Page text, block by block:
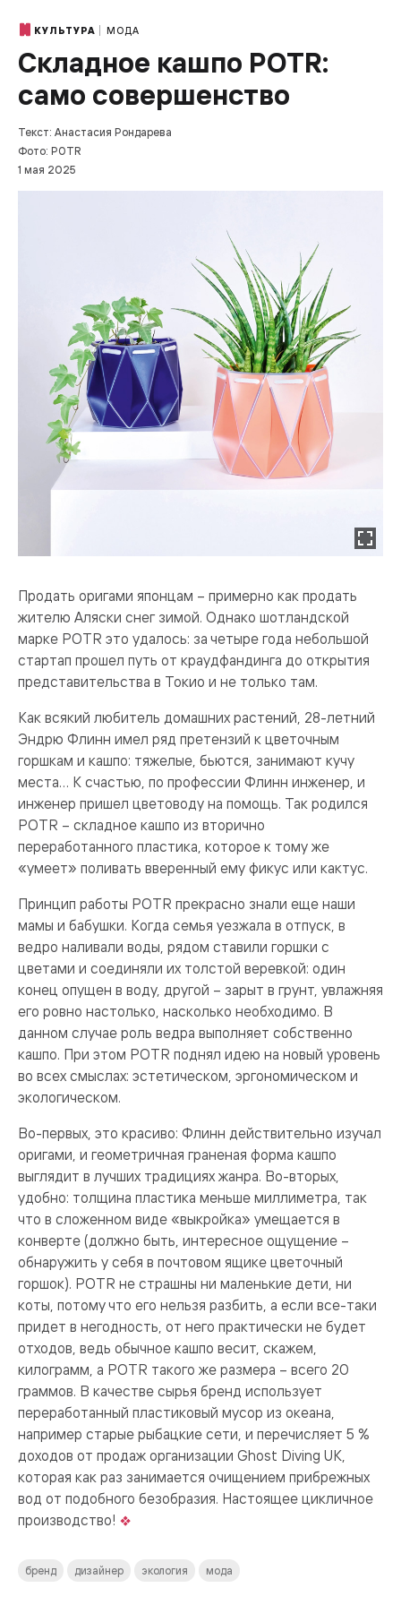
КУЛЬТУРА МОДА
Складное кашпо POTR:
само совершенство
Текст: Анастасия Рондарева
Фото: POTR
1 мая 2025
Продать оригами японцам – примерно как продать
жителю Аляски снег зимой. Однако шотландской
марке POTR это удалось: за четыре года небольшой
стартап прошел путь от краудфандинга до открытия
представительства в Токио и не только там.
Как всякий любитель домашних растений, 28-летний
Эндрю Флинн имел ряд претензий к цветочным
горшкам и кашпо: тяжелые, бьются, занимают кучу
места… К счастью, по профессии Флинн инженер, и
инженер пришел цветоводу на помощь. Так родился
POTR – складное кашпо из вторично
переработанного пластика, которое к тому же
«умеет» поливать вверенный ему фикус или кактус.
Принцип работы POTR прекрасно знали еще наши
мамы и бабушки. Когда семья уезжала в отпуск, в
ведро наливали воды, рядом ставили горшки с
цветами и соединяли их толстой веревкой: один
конец опущен в воду, другой – зарыт в грунт, увлажняя
его ровно настолько, насколько необходимо. В
данном случае роль ведра выполняет собственно
кашпо. При этом POTR поднял идею на новый уровень
во всех смыслах: эстетическом, эргономическом и
экологическом.
Во-первых, это красиво: Флинн действительно изучал
оригами, и геометричная граненая форма кашпо
выглядит в лучших традициях жанра. Во-вторых,
удобно: толщина пластика меньше миллиметра, так
что в сложенном виде «выкройка» умещается в
конверте (должно быть, интересное ощущение –
обнаружить у себя в почтовом ящике цветочный
горшок). POTR не страшны ни маленькие дети, ни
коты, потому что его нельзя разбить, а если все-таки
придет в негодность, от него практически не будет
отходов, ведь обычное кашпо весит, скажем,
килограмм, а POTR такого же размера – всего 20
граммов. В качестве сырья бренд использует
переработанный пластиковый мусор из океана,
например старые рыбацкие сети, и перечисляет 5 %
доходов от продаж организации Ghost Diving UK,
которая как раз занимается очищением прибрежных
вод от подобного безобразия. Настоящее цикличное
производство!
бренд дизайнер экология мода